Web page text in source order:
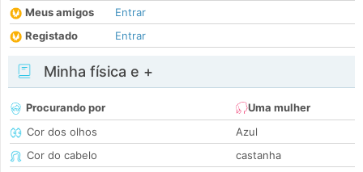
Meus amigos
Entrar
Registado
Entrar
Minha física e +
Procurando por
Uma mulher
Cor dos olhos
Azul
Cor do cabelo
castanha